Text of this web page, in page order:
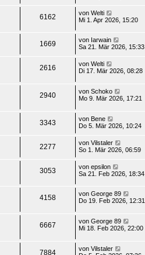
6162 vonWelti
Mi 1. Apr 2026, 15:20
1669 von Iarwain
Sa 21. Mär 2026, 15:33
2616 vonWelti
Di 17. Mär 2026, 08:28
2940 vonSchoko
Mo 9. Mär 2026, 17:21
3343 von Bene
Do 5. Mär 2026, 10:24
2277 vonVilstaler
So 1. Mär 2026, 06:59
3053 vonepsilon
Sa 21. Feb 2026, 18:34
4158 vonGeorge 89
Do 19. Feb 2026, 12:31
6667 vonGeorge 89
Mi 18. Feb 2026, 22:00
7884 vonVilstaler